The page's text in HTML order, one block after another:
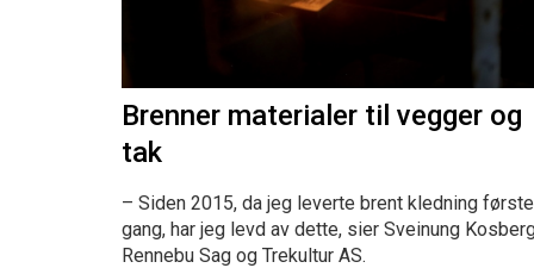
Brenner materialer til vegger og
tak
– Siden 2015, da jeg leverte brent kledning første
gang, har jeg levd av dette, sier Sveinung
Rennebu Sag og Trekultur AS.